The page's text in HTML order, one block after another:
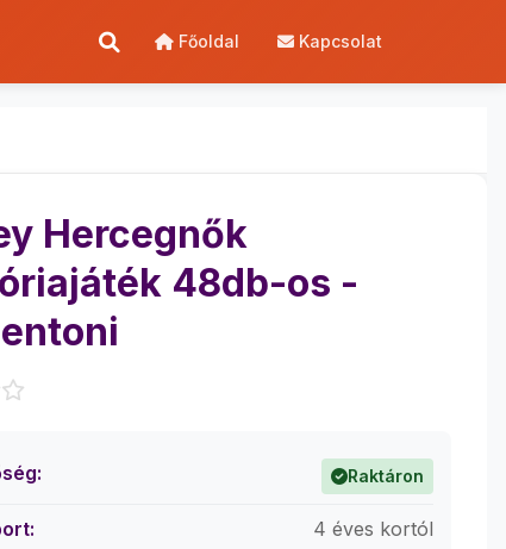
Főoldal Kapcsolat
Hercegnők
48db-os -
Raktáron
4 éves kortól